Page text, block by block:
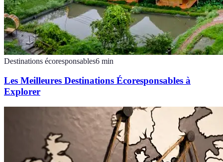
Destinations écoresponsables6 min
Les Meilleures Destinations Écoresponsables à
Explorer